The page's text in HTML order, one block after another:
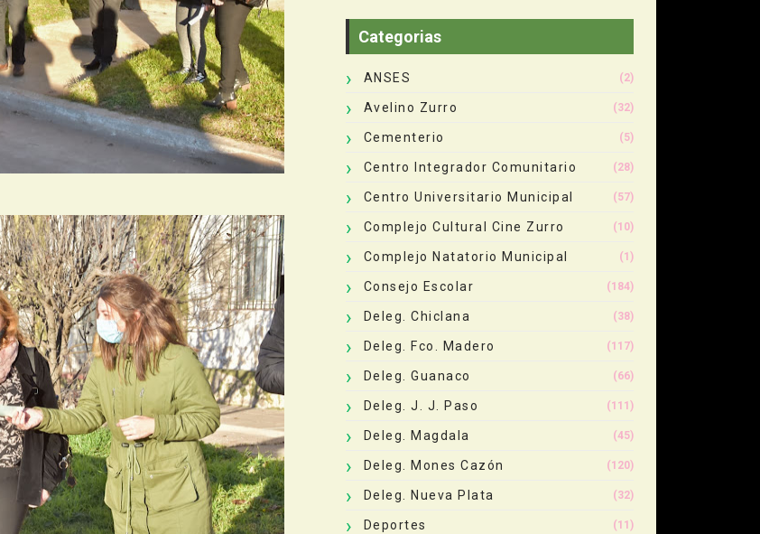
Categorias
ANSES (2)
Avelino Zurro (32)
Cementerio (5)
Centro Integrador Comunitario (28)
Centro Universitario Municipal (57)
Complejo Cultural Cine Zurro (10)
Complejo Natatorio Municipal (1)
Consejo Escolar (184)
Deleg. Chiclana (38)
Deleg. Fco. Madero (117)
Deleg. Guanaco (66)
Deleg. J. J. Paso (111)
Deleg. Magdala (45)
Deleg. Mones Cazón (120)
Deleg. Nueva Plata (32)
Deportes (11)